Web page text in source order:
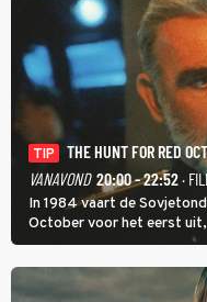
TIP
THE HUNT FOR RED
VANAVOND 20:00 - 22:52·
In 1984 vaart de
October voor het eerst
Marko Ramius?